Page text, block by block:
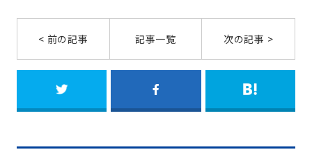
< 前の記事 記事一覧 次の記事 >